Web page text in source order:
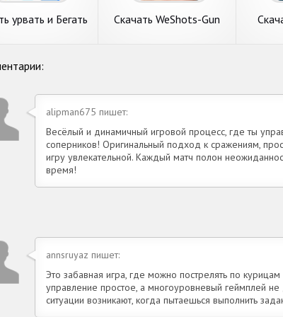
Game. Системные
1.
подробнее
Главные требования. 1.
Объем
подробнее
урвать и Бегать
урвать и
3д [Взлом
Андроид
игру с пункта
урвать и
3д от крутого
Fried Chicken
Системные
подробнее
Скачать WeShots-Gun
Андроид
меню приключения.
Weapon shot от крутого
коллектива 3M Studios.
Главные требования. 1.
Размер
подробнее
alipman675 пишет:
Весёлый и динамичный игровой процесс, где ты
соперников! Оригинальный подход к сражениям,
игру увлекательной. Каждый матч полон
время!
annsruyaz пишет:
Это забавная игра, где можно пострелять по
управление простое, а многоуровневый геймплей
ситуации возникают, когда пытаешься выполнить